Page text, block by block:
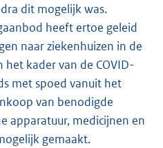
dit mogelijk was.
heeft ertoe geleid
naar ziekenhuizen in de
het kader van de COVID-
met spoed vanuit het
van benodigde
apparatuur, medicijnen en
gemaakt.